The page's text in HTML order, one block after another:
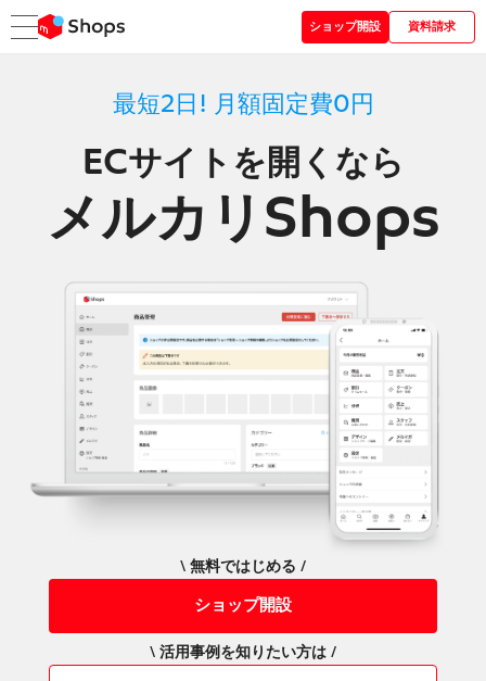
ショップ開設 資料請求
最短2日! 月額固定費0円
ECサイトを開くなら
メルカリShops
\ 無料ではじめる /
ショップ開設
\ 活用事例を知りたい方は /